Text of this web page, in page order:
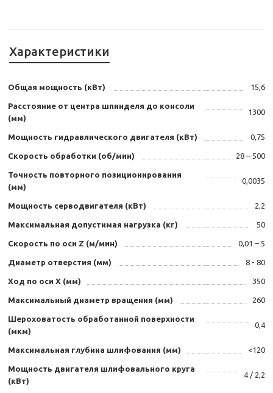
Характеристики
Общая мощность (кВт) 15,6
Расстояние от центра шпинделя до консоли
(мм)
1300
Мощность гидравлического двигателя (кВт) 0,75
Скорость обработки (об/мин) 28 – 500
Точность повторного позиционирования
(мм)
0,0035
Мощность серводвигателя (кВт) 2,2
Максимальная допустимая нагрузка (кг) 50
Скорость по оси Z (м/мин) 0,01 – 5
Диаметр отверстия (мм) 8 - 80
Ход по оси X (мм) 350
Максимальный диаметр вращения (мм) 260
Шероховатость обработанной поверхности
(мкм)
0,4
Максимальная глубина шлифования (мм) <120
Мощность двигателя шлифовального круга
(кВт)
4 / 2,2